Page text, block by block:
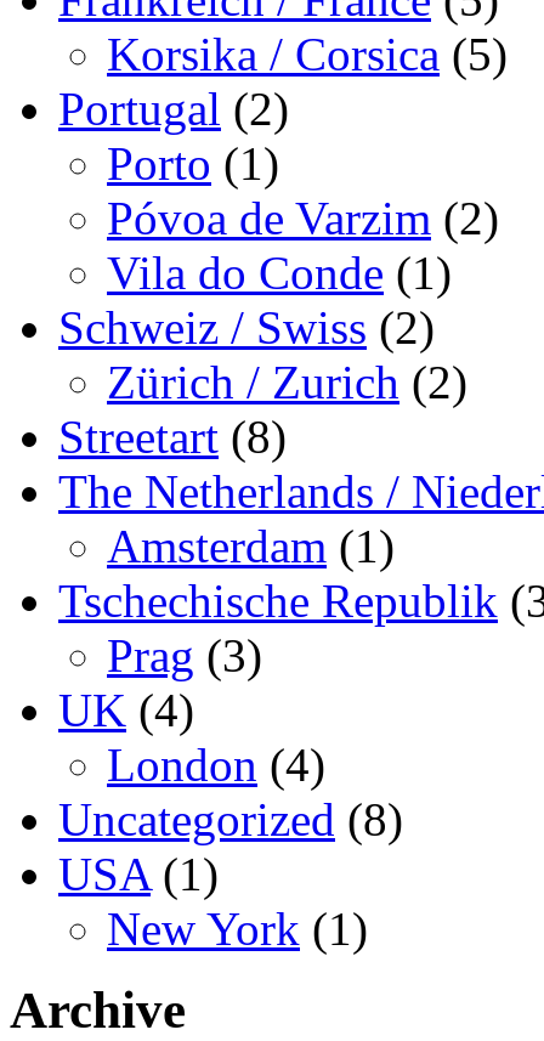
Korsika / Corsica (5)
Portugal (2)
Porto (1)
Póvoa de Varzim (2)
Vila do Conde (1)
Schweiz / Swiss (2)
Zürich / Zurich (2)
Streetart (8)
The Netherlands /
Amsterdam (1)
Tschechische Republik
Prag (3)
UK (4)
London (4)
Uncategorized (8)
USA(1)
New York (1)
Archive